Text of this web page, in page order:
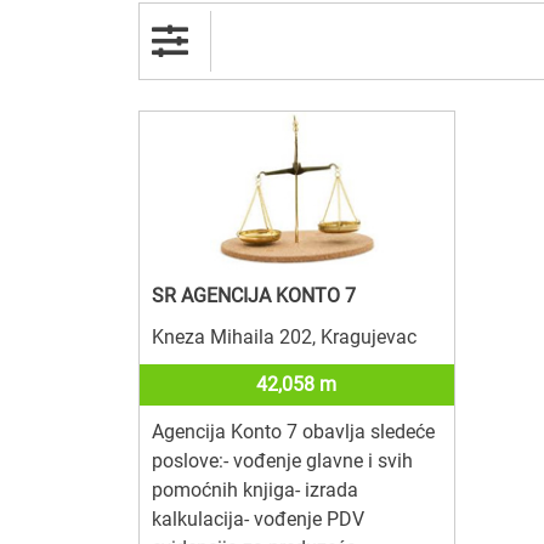
SR AGENCIJA KONTO 7
Kneza Mihaila 202, Kragujevac
42,058 m
Agencija Konto 7 obavlja sledeće
poslove:- vođenje glavne i svih
pomoćnih knjiga- izrada
kalkulacija- vođenje PDV